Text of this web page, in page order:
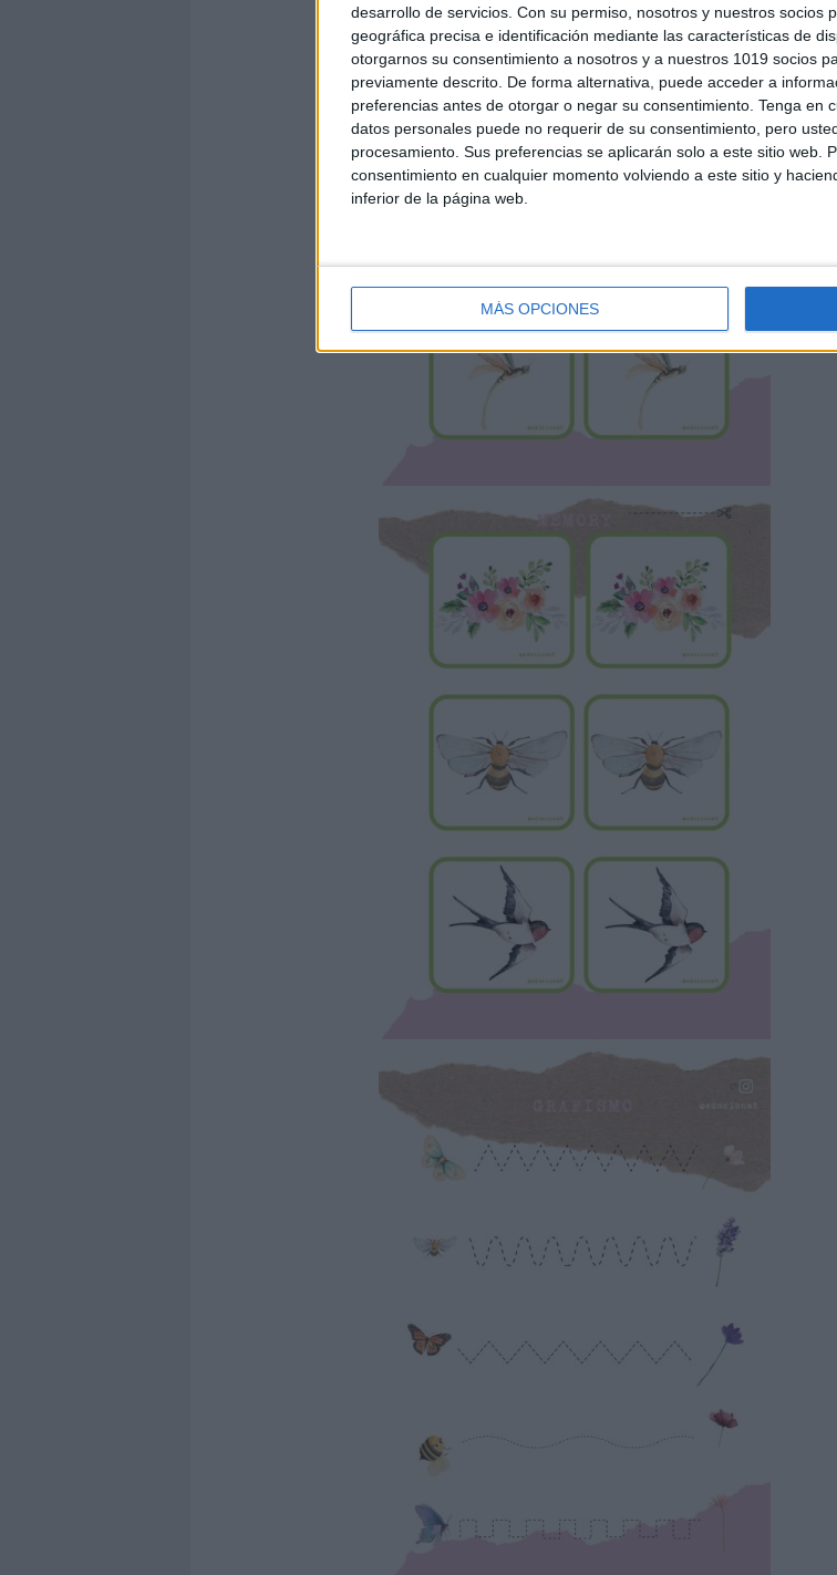
desarrollo de servicios. Con su permiso, nosotros y nuestros socios
geográfica precisa e identificación mediante las características de
otorgarnos su consentimiento a nosotros y a nuestros 1019 socios
previamente descrito. De forma alternativa, puede acceder a
preferencias antes de otorgar o negar su consentimiento. Tenga en
datos personales puede no requerir de su consentimiento, pero
procesamiento. Sus preferencias se aplicarán solo a este sitio web.
consentimiento en cualquier momento volviendo a este sitio y
inferior de la página web.
MÁS OPCIONES